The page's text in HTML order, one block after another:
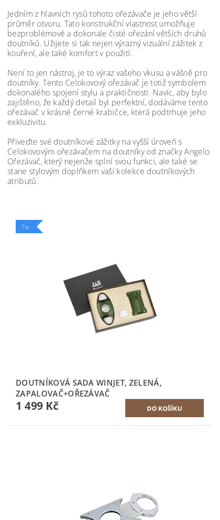
Jedním z hlavních rysů tohoto ořezávače je jeho větší
průměr otvoru. Tato konstrukční vlastnost umožňuje
bezproblémové a dokonale čisté ořezání větších druhů
doutníků. Užijete si tak nejen výrazný vizuální zážitek z
kouření, ale také komfort v použití.
Není to jen nástroj, je to výraz vašeho vkusu a vášně pro
doutníky. Tento Celokovový ořezávač je totiž symbolem
dokonalého spojení stylu a praktičnosti. Navíc, aby bylo
zajištěno, že každý detail byl perfektní, dodáváme tento
ořezávač v krásné černé krabičce, která podtrhuje jeho
exkluzivitu.
Přiveďte své doutníkové zážitky na vyšší úroveň s
Celokovovým ořezávačem na doutníky od značky Angelo.
Ořezávač, který nejenže splní svou funkci, ale také se
stane stylovým doplňkem vaší kolekce doutníkových
atributů.
Tip
DOUTNÍKOVÁ SADA WINJET, ZELENÁ,
ZAPALOVAČ+OŘEZÁVAČ
1 499 Kč